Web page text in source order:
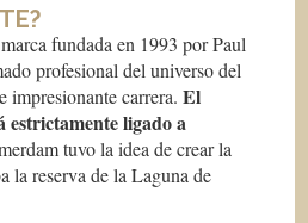
fundada en 1993 por Paul
profesional del universo del
impresionante carrera.El
estrictamente ligado a
tuvo la idea de crear la
la reserva de la Laguna de